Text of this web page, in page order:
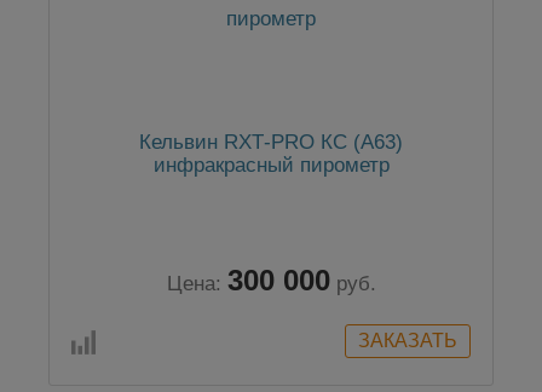
Кельвин RXТ-PRO КС (А63)
инфракрасный пирометр
Цена: 300 000 руб.